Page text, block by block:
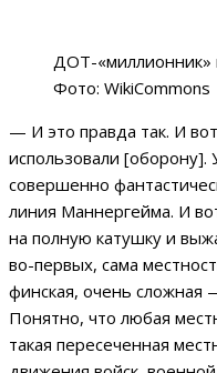
ДОТ-«миллионник»
Фото: WikiCommons
— И это правда так. И
использовали [оборону].
совершенно
линия Маннергейма. И
на полную катушку и
во-первых, сама
финская, очень сложная
Понятно, что любая
такая пересеченная